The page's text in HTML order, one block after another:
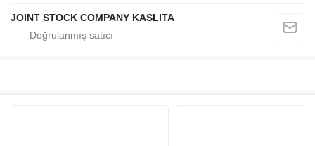
JOINT STOCK COMPANY KASLITA